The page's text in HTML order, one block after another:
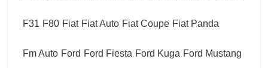
F31 F80 Fiat Fiat Auto Fiat Coupe Fiat Panda
Fm Auto Ford Ford Fiesta Ford Kuga Ford Mustang